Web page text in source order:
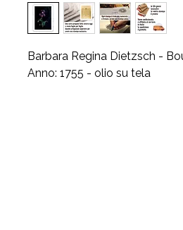
Barbara Regina Dietzsch -
Anno: 1755 - olio su tela